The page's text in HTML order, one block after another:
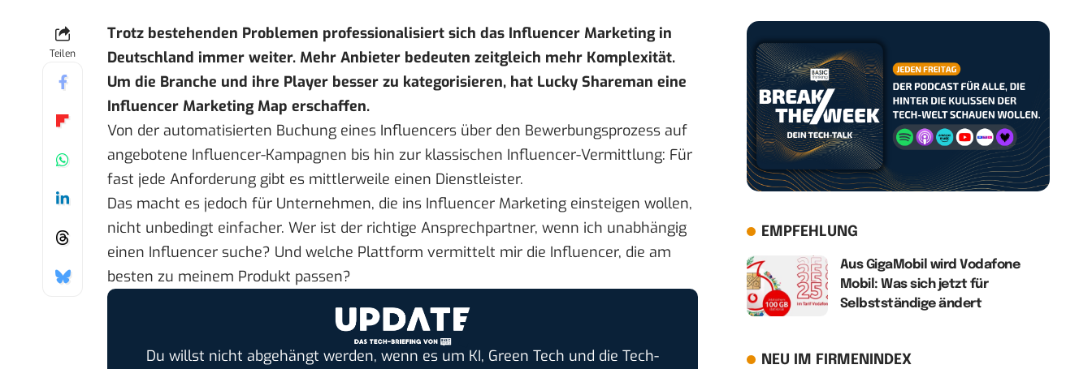
Teilen
Trotz bestehenden Problemen professionalisiert sich das Influencer Marketing in
Deutschland immer weiter. Mehr Anbieter bedeuten zeitgleich mehr Komplexität.
Um die Branche und ihre Player besser zu kategorisieren, hat Lucky Shareman eine
Influencer Marketing Map erschaffen.
Von der automatisierten Buchung eines Influencers über den Bewerbungsprozess auf
angebotene Influencer-Kampagnen bis hin zur klassischen Influencer-Vermittlung: Für
fast jede Anforderung gibt es mittlerweile einen Dienstleister.
Das macht es jedoch für Unternehmen, die ins Influencer Marketing einsteigen wollen,
nicht unbedingt einfacher. Wer ist der richtige Ansprechpartner, wenn ich unabhängig
einen Influencer suche? Und welche Plattform vermittelt mir die Influencer, die am
besten zu meinem Produkt passen?
Du willst nicht abgehängt werden, wenn es um KI, Green Tech und die Tech-
EMPFEHLUNG
Aus GigaMobil wird Vodafone
Mobil: Was sich jetzt für
Selbstständige ändert
NEU IM FIRMENINDEX